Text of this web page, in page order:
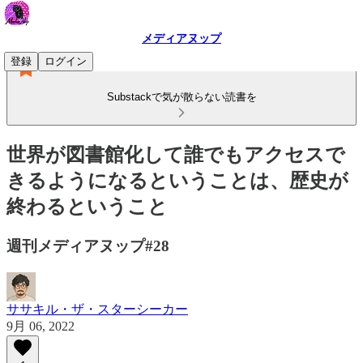
メディアヌップ
登録
ログイン
Substackで気が散らない読書を
世界が図書館化して誰でもアクセスで
きるようになるということは、歴史が
終わるということ
週刊メディアヌップ#28
ササキル・ザ・スターシーカー
9月 06, 2022